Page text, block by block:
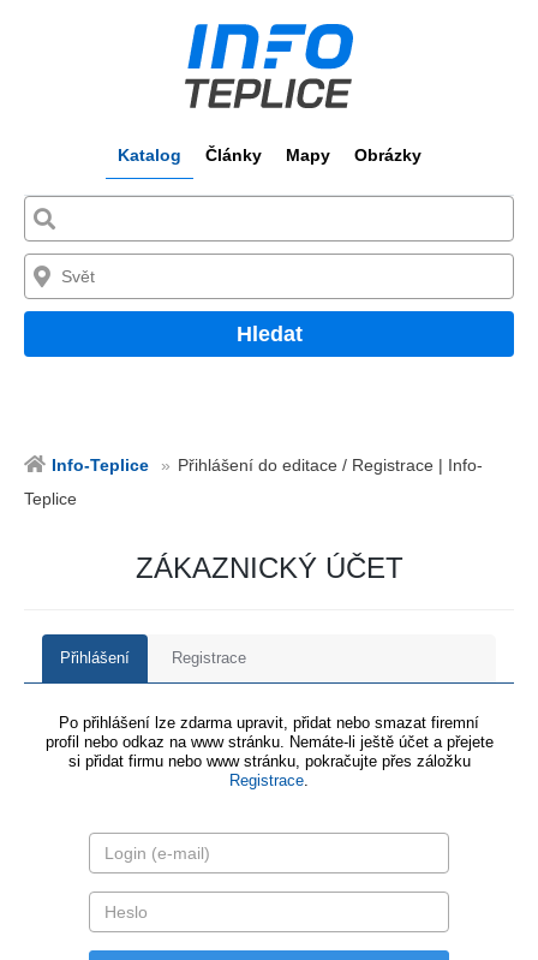
Katalog Články Mapy Obrázky
Hledat
Info-Teplice
Přihlášení do editace / Registrace | Info-
Teplice
ZÁKAZNICKÝ ÚČET
Přihlášení Registrace
Po přihlášení lze zdarma upravit, přidat nebo smazat firemní
profil nebo odkaz na www stránku. Nemáte-li ještě účet a přejete
si přidat firmu nebo www stránku, pokračujte přes záložku
Registrace.